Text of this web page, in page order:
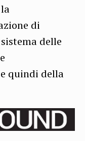
di
delle
quindi della